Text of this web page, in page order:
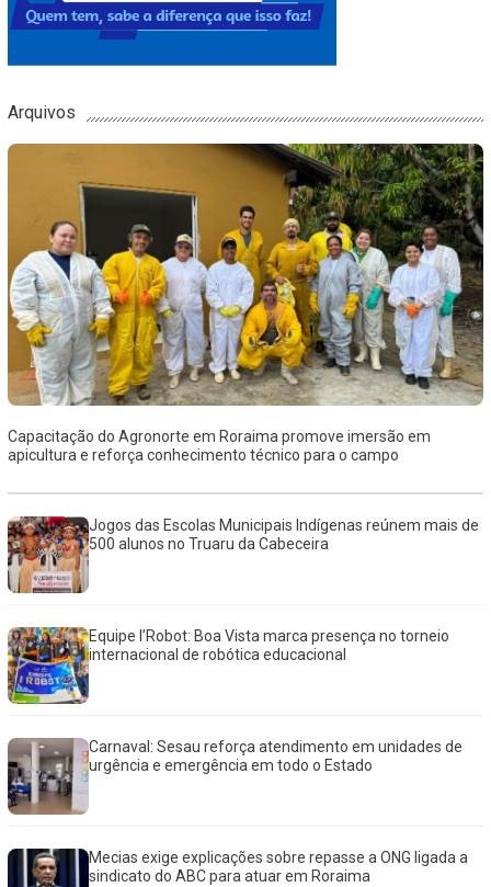
Arquivos
Capacitação do Agronorte em Roraima promove imersão em
apicultura e reforça conhecimento técnico para o campo
Jogos das Escolas Municipais Indígenas reúnem mais de
500 alunos no Truaru da Cabeceira
Equipe I’Robot: Boa Vista marca presença no torneio
internacional de robótica educacional
Carnaval: Sesau reforça atendimento em unidades de
urgência e emergência em todo o Estado
Mecias exige explicações sobre repasse a ONG ligada a
sindicato do ABC para atuar em Roraima